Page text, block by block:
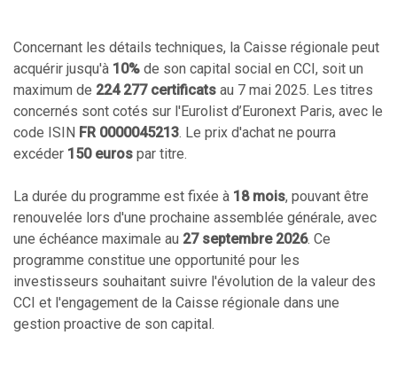
Concernant les détails techniques, la Caisse régionale peut
acquérir jusqu'à 10% de son capital social en CCI, soit un
maximum de 224 277 certificats au 7 mai 2025. Les titres
concernés sont cotés sur l'Eurolist d’Euronext Paris, avec le
code ISIN FR 0000045213. Le prix d'achat ne pourra
excéder 150 euros par titre.
La durée du programme est fixée à 18 mois, pouvant être
renouvelée lors d'une prochaine assemblée générale, avec
une échéance maximale au 27 septembre 2026. Ce
programme constitue une opportunité pour les
investisseurs souhaitant suivre l'évolution de la valeur des
CCI et l'engagement de la Caisse régionale dans une
gestion proactive de son capital.